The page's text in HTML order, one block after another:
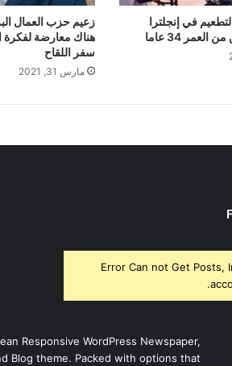
في إنجلترا
34 عاما
زعيم حزب العمال
هناك معارضة لفكرة
سفر اللقاح
مارس 31, 2021
Error Can not Get Posts,
Responsive WordPress Newspaper,
Blog theme. Packed with options that